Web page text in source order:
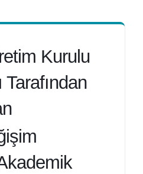
Kurulu
Tarafından